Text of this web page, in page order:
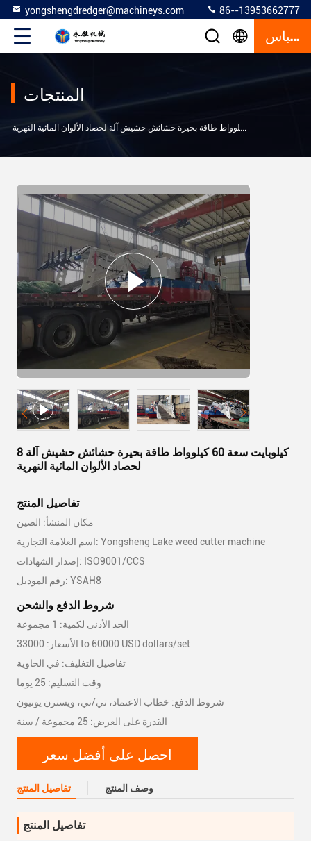
yongshengdredger@machineys.com 86--13953662777
إقتباس
المنتجات
8 كيلوبايت سعة 60 كيلوواط طاقة بحيرة حشائش حشيش آلة
لحصاد الألوان المائية النهرية
تفاصيل المنتج
مكان المنشأ: الصين
اسم العلامة التجارية: Yongsheng Lake weed cutter machine
إصدار الشهادات: ISO9001/CCS
رقم الموديل: YSAH8
شروط الدفع والشحن
الحد الأدنى لكمية: 1 مجموعة
الأسعار: 33000 to 60000 USD dollars/set
تفاصيل التغليف: في الحاوية
وقت التسليم: 25 يوما
شروط الدفع: خطاب الاعتماد، تي/تي، ويسترن يونيون
القدرة على العرض: 25 مجموعة / سنة
احصل على أفضل سعر
تفاصيل المنتج وصف المنتج
تفاصيل المنتج